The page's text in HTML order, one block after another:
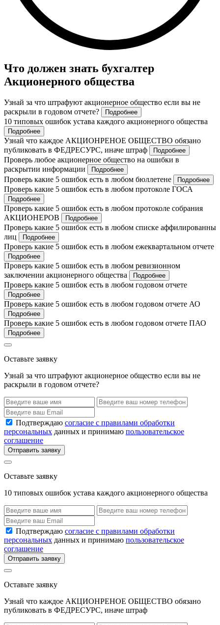
Что должен знать бухгалтер
Акционерного общества
Узнай за что штрафуют акционерное общество если вы не
раскрыли в годовом отчете?
Подробнее
10 типовых ошибок устава каждого акционерного общества
Подробнее
Узнай что каждое АКЦИОНРЕНОЕ ОБЩЕСТВО обязано
публиковать в ФЕДРЕСУРС, иначе штраф
Подробнее
Проверь любое акционерное общество на ошибки в
раскрытии информации
Подробнее
Проверь какие 5 ошибок есть в любом бюллетене Подробнее
Проверь какие 5 ошибок есть в любом протоколе ГОСА
Подробнее
Проверь какие 5 ошибок есть в любом протоколе собрания
АКЦИОНЕРОВ
Подробнее
Проверь какие 5 ошибок есть в любом списке аффилированны
лиц
Подробнее
Проверь какие 5 ошибок есть в любом ежеквартальном отчете
Подробнее
Проверь какие 5 ошибок есть в любом ревизионном
заключении акционерного общества
Подробнее
Проверь какие 5 ошибок есть в любом годовом отчете
Подробнее
Проверь какие 5 ошибок есть в любом годовом отчете АО
Подробнее
Проверь какие 5 ошибок есть в любом годовом отчете ПАО
Подробнее
Оставьте заявку
Узнай за что штрафуют акционерное общество если вы не
раскрыли в годовом отчете?
Подтверждаю согласие с правилами обработки
персональных данных и принимаю пользовательское
соглашение
Отправить заявку
Оставьте заявку
10 типовых ошибок устава каждого акционерного общества
Подтверждаю согласие с правилами обработки
персональных данных и принимаю пользовательское
соглашение
Отправить заявку
Оставьте заявку
Узнай что каждое АКЦИОНРЕНОЕ ОБЩЕСТВО обязано
публиковать в ФЕДРЕСУРС, иначе штраф